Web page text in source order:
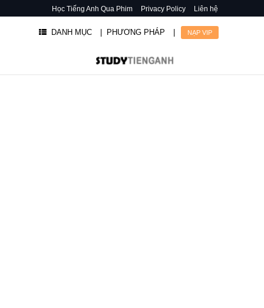
Học Tiếng Anh Qua Phim Privacy Policy Liên hệ
DANH MỤC | PHƯƠNG PHÁP NẠP VIP